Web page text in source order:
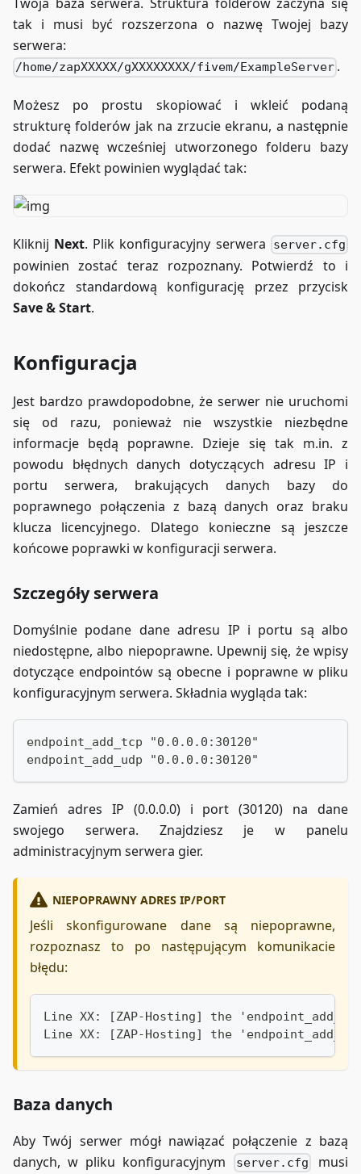
tak i musi być rozszerzona o nazwę Twojej bazy
serwera:
/home/zapXXXXX/gXXXXXXXX/fivem/ExampleServer .
Możesz po prostu skopiować i wkleić podaną
strukturę folderów jak na zrzucie ekranu, a następnie
dodać nazwę wcześniej utworzonego folderu bazy
serwera. Efekt powinien wyglądać tak:
Kliknij Next. Plik konfiguracyjny serwera server.cfg
powinien zostać teraz rozpoznany. Potwierdź to i
dokończ standardową konfigurację przez przycisk
Save & Start.
Konfiguracja
Jest bardzo prawdopodobne, że serwer nie uruchomi
się od razu, ponieważ nie wszystkie niezbędne
informacje będą poprawne. Dzieje się tak m.in. z
powodu błędnych danych dotyczących adresu IP i
portu serwera, brakujących danych bazy do
poprawnego połączenia z bazą danych oraz braku
klucza licencyjnego. Dlatego konieczne są jeszcze
końcowe poprawki w konfiguracji serwera.
Szczegóły serwera
Domyślnie podane dane adresu IP i portu są albo
niedostępne, albo niepoprawne. Upewnij się, że wpisy
dotyczące endpointów są obecne i poprawne w pliku
konfiguracyjnym serwera. Składnia wygląda tak:
endpoint_add_tcp "0.0.0.0:30120"
endpoint_add_udp "0.0.0.0:30120"
Zamień adres IP (0.0.0.0) i port (30120) na dane
swojego serwera. Znajdziesz je w panelu
administracyjnym serwera gier.
NIEPOPRAWNY ADRES IP/PORT
Jeśli skonfigurowane dane są niepoprawne,
rozpoznasz to po następującym komunikacie
błędu:
Line XX: [ZAP-Hosting] the
Line XX: [ZAP-Hosting] the
Baza danych
Aby Twój serwer mógł nawiązać połączenie z bazą
danych, w pliku konfiguracyjnym
server.cfg
musi